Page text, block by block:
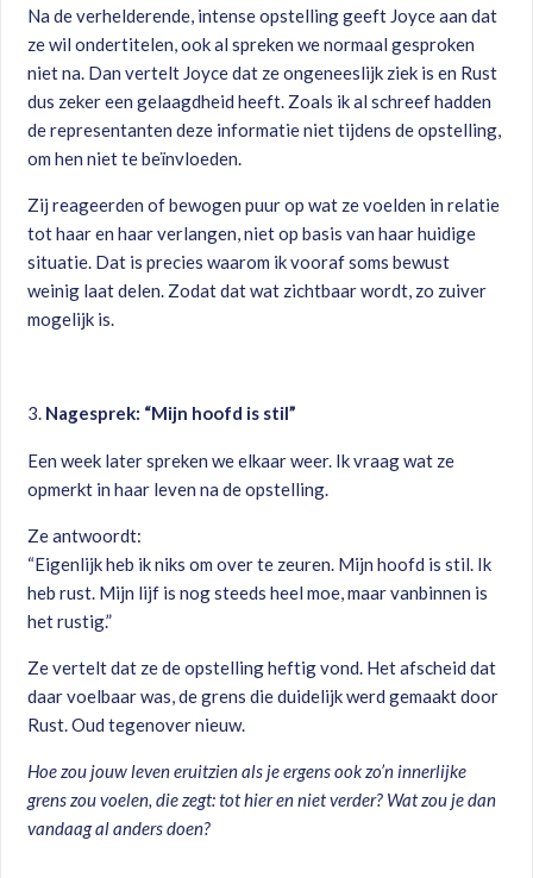
Na de verhelderende, intense opstelling geeft Joyce aan dat
ze wil ondertitelen, ook al spreken we normaal gesproken
niet na. Dan vertelt Joyce dat ze ongeneeslijk ziek is en Rust
dus zeker een gelaagdheid heeft. Zoals ik al schreef hadden
de representanten deze informatie niet tijdens de opstelling,
om hen niet te beïnvloeden.
Zij reageerden of bewogen puur op wat ze voelden in relatie
tot haar en haar verlangen, niet op basis van haar huidige
situatie. Dat is precies waarom ik vooraf soms bewust
weinig laat delen. Zodat dat wat zichtbaar wordt, zo zuiver
mogelijk is.
Nagesprek: “Mijn hoofd is stil”
Een week later spreken we elkaar weer. Ik vraag wat ze
opmerkt in haar leven na de opstelling.
Ze antwoordt:
“Eigenlijk heb ik niks om over te zeuren. Mijn hoofd is stil. Ik
heb rust. Mijn lijf is nog steeds heel moe, maar vanbinnen is
het rustig.”
Ze vertelt dat ze de opstelling heftig vond. Het afscheid dat
daar voelbaar was, de grens die duidelijk werd gemaakt door
Rust. Oud tegenover nieuw.
Hoe zou jouw leven eruitzien als je ergens ook zo’n innerlijke
grens zou voelen, die zegt: tot hier en niet verder? Wat zou je dan
vandaag al anders doen?